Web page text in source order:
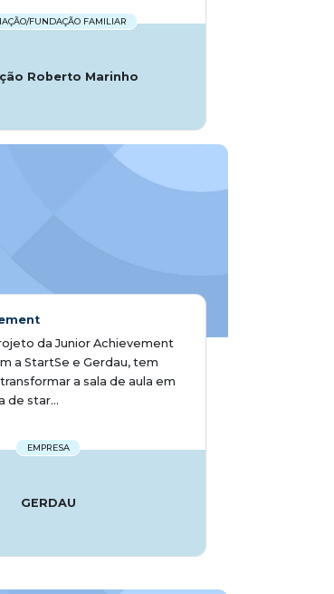
FUNDAÇÃO FAMILIAR
Roberto Marinho
da Junior Achievement
a StartSe e Gerdau, tem
a sala de aula em
de star...
EMPRESA
GERDAU